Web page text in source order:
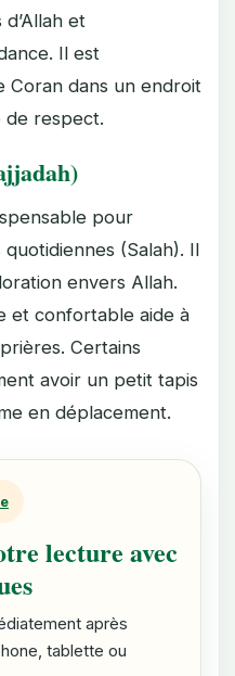
et
Il est
Coran dans un endroit
de respect.
pour
(Salah). Il
envers Allah.
et confortable aide à
Certains
avoir un petit tapis
en déplacement.
lecture avec
après
tablette ou